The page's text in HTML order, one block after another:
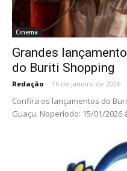
Cinema
Grandes
do Buriti Shopping
Redação - 16 de janeiro de 2026
Confira os lançamentos do
Guaçu. Noperíodo: 15/01/2026 à